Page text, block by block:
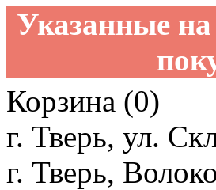
Указанные
Корзина (0)
г. Тверь, ул.
г. Тверь,